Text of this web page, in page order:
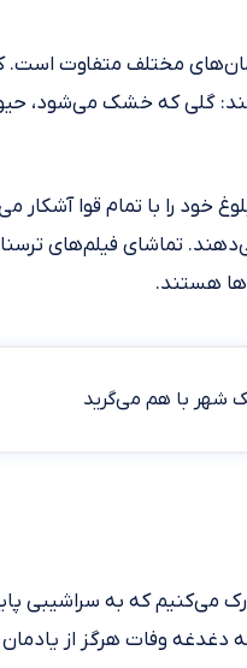
مختلف متفاوت است.
گلی که خشک می‌شود،
خود را با تمام قوا آشکار
تماشای فیلم‌های
هستند.
با هم می‌گرید
می‌کنیم که به سراشیبی
وفات هرگز از یادمان